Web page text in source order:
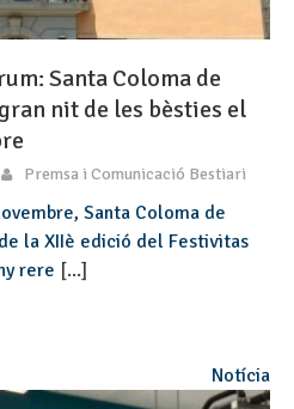
Santa Coloma de
nit de les bèsties el
Premsa i Comunicació Bestiari
Santa Coloma de
la XIIè edició del Festivitas
rere [...]
Notícia